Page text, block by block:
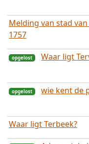
opgelost
Melding van stad
1757
Waar ligt
wie kent de
Waar ligt Terbeek?